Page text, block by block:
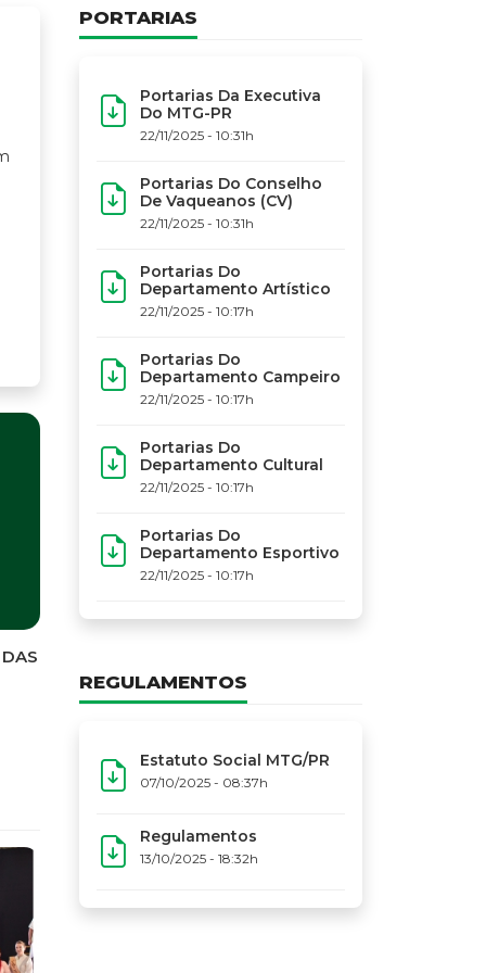
PORTARIAS
Portarias Da Executiva
Do MTG-PR
22/11/2025 - 10:31h
Portarias Do Conselho
De Vaqueanos (CV)
22/11/2025 - 10:31h
Portarias Do
Departamento Artístico
22/11/2025 - 10:17h
Portarias Do
Departamento Campeiro
22/11/2025 - 10:17h
Portarias Do
Departamento Cultural
22/11/2025 - 10:17h
Portarias Do
Departamento Esportivo
22/11/2025 - 10:17h
REGULAMENTOS
Estatuto Social MTG/PR
07/10/2025 - 08:37h
Regulamentos
13/10/2025 - 18:32h